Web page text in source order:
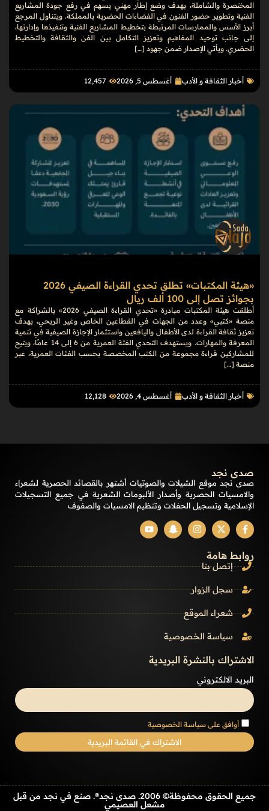
المختصرة والشاملة، بهدف وضع إطار مهني يسهم في رفع جودة المشاريع
الفنية وتطوير حضور الفنون في الفضاءات الحضرية بالمملكة. ويتناول المرجع
أبرز الأسس والممارسات المرتبطة بتخطيط المشاريع الفنية وتنفيذها وإدارتها،
إلى جانب توحيد المفاهيم وتعزيز التكامل بين الفن والثقافة والتخطيط
الحضري. ويأتي الإصدار ضمن جهود […]
أخبار الثقافة و الأدب أغسطس 5, 2026 12٬457
«هيئة المكتبات» تطلق تحدي القراءة الصيفي 2026
بجوائز تصل إلى 100 ألف ريال
أطلقت هيئة المكتبات مبادرة «تحدي القراءة الصيفي 2026» بالشراكة مع
منصة «كتبي» وعدد من الجهات في القطاعين الخاص وغير الربحي، بهدف
تعزيز ثقافة القراءة لدى الأطفال واليافعين واستثمار الإجازة الصيفية في تنمية
المعرفة والمهارات. ويستهدف التحدي الفئة العمرية من 6 إلى 14 عامًا، ويتيح
للمشاركين قراءة مجموعة من الكتب المخصصة بحسب الفئات العمرية، عبر
منصة […]
أخبار الثقافة و الأدب أغسطس 4, 2026 12٬128
صدى نجد
صدى نجد موقع الشيلات والصوتيات أشتهر بالقصائد الحصرية لشعراء
والامسيات الحصرية وأصدار الألبومات الشعرية في جميع التسجيلات
الإسلامية وتسجيل الحفلات وتنظيم الامسيات والصفوف
روابط هامة
إتصل بنا
سجل الزوار
شعراء الموقع
سياسة الخصوصية
الاشتراك بالنشرة البريدية
البريد الالكتروني
أوافق على سياسة الخصوصية
جميع الحقوق محفوظة© 2006. صدى نجد®. صنع في نجد من قبل
مشعل العصيمي